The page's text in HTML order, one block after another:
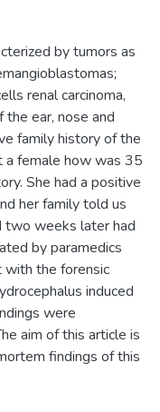
by tumors as
renal carcinoma,
ear, nose and
family history of the
a female how was 35
She had a positive
her family told us
two weeks later had
by paramedics
with the forensic
induced
were
aim of this article is
findings of this